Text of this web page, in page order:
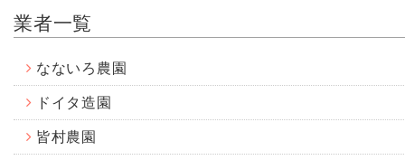
業者一覧
なないろ農園
ドイタ造園
皆村農園